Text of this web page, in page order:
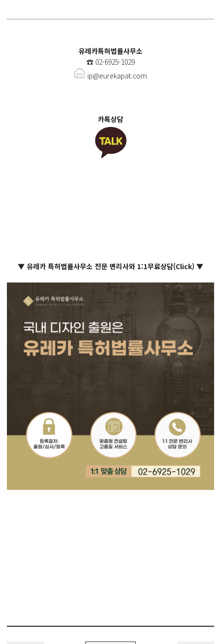
유레카특허법률사무소
☎️ 02-6925-1029
ip@eurekapat.com
카톡상담
▼ 유레카 특허법률사무소 전문 변리사와 1:1무료상담(Click) ▼